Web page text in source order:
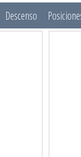
Descenso